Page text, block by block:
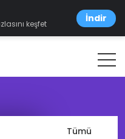
keşfet İndir